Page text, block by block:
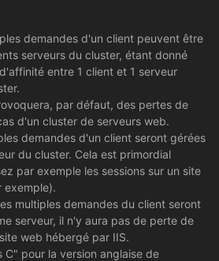
demandes d'un client peuvent être
serveurs du cluster, étant donné
entre 1 client et 1 serveur
par défaut, des pertes de
d'un cluster de serveurs web.
demandes d'un client seront gérées
du cluster. Cela est primordial
par exemple les sessions sur un site
exemple).
multiples demandes du client seront
serveur, il n'y aura pas de perte de
web hébergé par IIS.
C" pour la version anglaise de